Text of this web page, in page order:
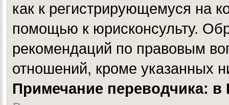
как к регистрирующемуся на
помощью к юрисконсульту.
рекомендаций по правовым
отношений, кроме указанных
Примечание переводчика: